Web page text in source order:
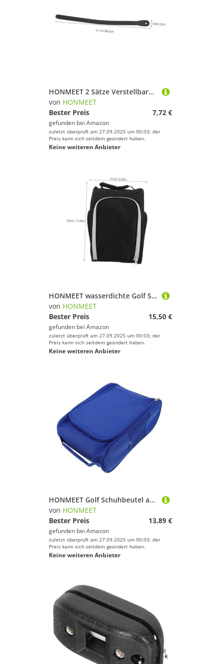
Snowboardschuhe von HONMEET
HONMEET 2 Sätze Verstellbare Ersatz Inline Skate Schnallen Riemen Strap für Rollschuhe und Schlittschuhe Langlebig Komfortabel Vielseitig Einsetzbar Inklusive Schrauben für Sichere
von HONMEET
Bester Preis
7,72 €
gefunden bei Amazon
zuletzt überprüft am 27.09.2025 um 00:03; der
Preis kann sich seitdem geändert haben.
Keine weiteren Anbieter
HONMEET wasserdichte Golf Schuhaufbewahrungstasche mit Reißverschluss Langlebige Atmungsaktive Reise schuhtasche für Golfschuhe und Sport Praktischer Organizer für Unterwegs
von HONMEET
Bester Preis
15,50 €
gefunden bei Amazon
zuletzt überprüft am 27.09.2025 um 00:03; der
Preis kann sich seitdem geändert haben.
Keine weiteren Anbieter
HONMEET Golf Schuhbeutel aus Robustem Oxford Großer Stauraum für Golfschuhe und Kleidung Multifunktionale Sportschuh Tasche für Reisen und Outdoor aktivitäten Blau
von HONMEET
Bester Preis
13,89 €
gefunden bei Amazon
zuletzt überprüft am 27.09.2025 um 00:03; der
Preis kann sich seitdem geändert haben.
Keine weiteren Anbieter